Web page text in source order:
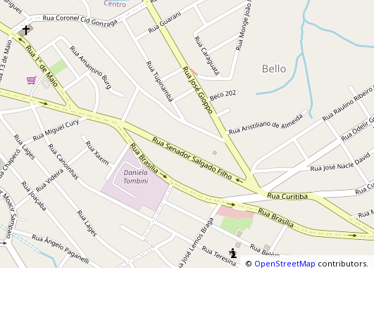
© OpenStreetMap contributors.